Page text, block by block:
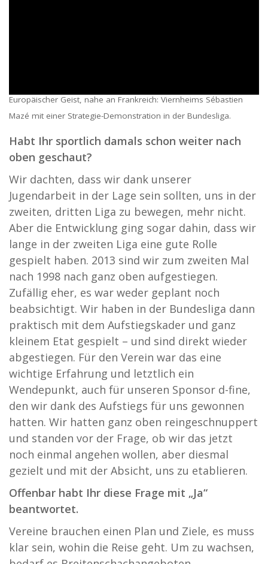
Europäischer Geist, nahe an Frankreich: Viernheims Sébastien
Mazé mit einer Strategie-Demonstration in der Bundesliga.
Habt Ihr sportlich damals schon weiter nach
oben geschaut?
Wir dachten, dass wir dank unserer
Jugendarbeit in der Lage sein sollten, uns in der
zweiten, dritten Liga zu bewegen, mehr nicht.
Aber die Entwicklung ging sogar dahin, dass wir
lange in der zweiten Liga eine gute Rolle
gespielt haben. 2013 sind wir zum zweiten Mal
nach 1998 nach ganz oben aufgestiegen.
Zufällig eher, es war weder geplant noch
beabsichtigt. Wir haben in der Bundesliga dann
praktisch mit dem Aufstiegskader und ganz
kleinem Etat gespielt – und sind direkt wieder
abgestiegen. Für den Verein war das eine
wichtige Erfahrung und letztlich ein
Wendepunkt, auch für unseren Sponsor d-fine,
den wir dank des Aufstiegs für uns gewonnen
hatten. Wir hatten ganz oben reingeschnuppert
und standen vor der Frage, ob wir das jetzt
noch einmal angehen wollen, aber diesmal
gezielt und mit der Absicht, uns zu etablieren.
Offenbar habt Ihr diese Frage mit „Ja“
beantwortet.
Vereine brauchen einen Plan und Ziele, es muss
klar sein, wohin die Reise geht. Um zu wachsen,